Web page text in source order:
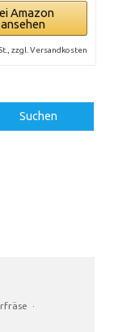
Amazon
ansehen
zzgl. Versandkosten
Suchen
·